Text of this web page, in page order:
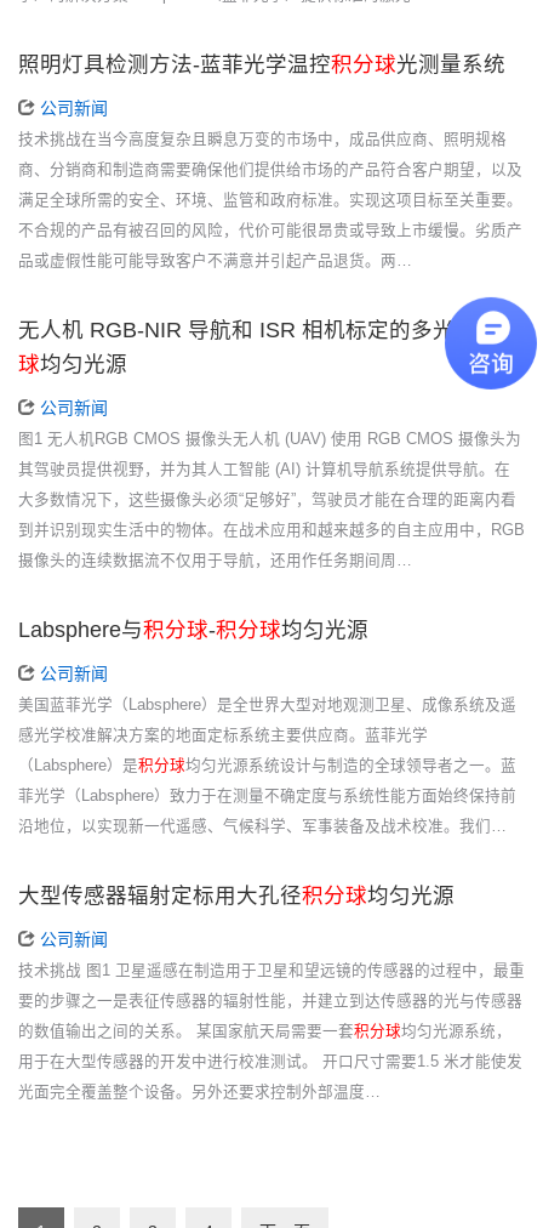
照明灯具检测方法-蓝菲光学温控积分球光测量系统
公司新闻
技术挑战在当今高度复杂且瞬息万变的市场中，成品供应商、照明规格
商、分销商和制造商需要确保他们提供给市场的产品符合客户期望，以及
满足全球所需的安全、环境、监管和政府标准。实现这项目标至关重要。
不合规的产品有被召回的风险，代价可能很昂贵或导致上市缓慢。劣质产
品或虚假性能可能导致客户不满意并引起产品退货。两…
无人机 RGB-NIR 导航和 ISR 相机标定的多光谱 积分
球均匀光源
公司新闻
图1 无人机RGB CMOS 摄像头无人机 (UAV) 使用 RGB CMOS 摄像头为
其驾驶员提供视野，并为其人工智能 (AI) 计算机导航系统提供导航。在
大多数情况下，这些摄像头必须“足够好”，驾驶员才能在合理的距离内看
到并识别现实生活中的物体。在战术应用和越来越多的自主应用中，RGB
摄像头的连续数据流不仅用于导航，还用作任务期间周…
Labsphere与积分球-积分球均匀光源
公司新闻
美国蓝菲光学（Labsphere）是全世界大型对地观测卫星、成像系统及遥
感光学校准解决方案的地面定标系统主要供应商。蓝菲光学
（Labsphere）是积分球均匀光源系统设计与制造的全球领导者之一。蓝
菲光学（Labsphere）致力于在测量不确定度与系统性能方面始终保持前
沿地位，以实现新一代遥感、气候科学、军事装备及战术校准。我们…
大型传感器辐射定标用大孔径积分球均匀光源
公司新闻
技术挑战 图1 卫星遥感在制造用于卫星和望远镜的传感器的过程中，最重
要的步骤之一是表征传感器的辐射性能，并建立到达传感器的光与传感器
的数值输出之间的关系。 某国家航天局需要一套积分球均匀光源系统，
用于在大型传感器的开发中进行校准测试。 开口尺寸需要1.5 米才能使发
光面完全覆盖整个设备。另外还要求控制外部温度…